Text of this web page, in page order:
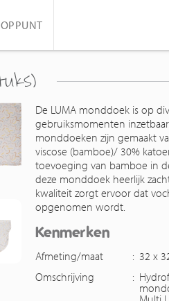
De LUMA monddoek is op
gebruiksmomenten
monddoeken zijn gemaakt
viscose (bamboe)/ 30%
toevoeging van bamboe in
deze monddoek heerlijk
kwaliteit zorgt ervoor dat
opgenomen wordt.
Kenmerken
Afmeting/maat : 32 x
Omschrijving
: